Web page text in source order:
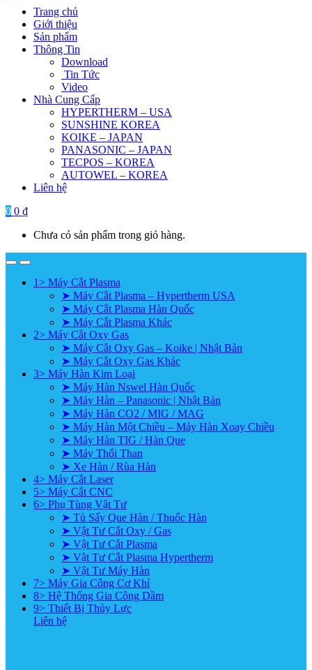
Trang chủ
Giới thiệu
Sản phẩm
Thông Tin
Download
Tin Tức
Video
Nhà Cung Cấp
HYPERTHERM – USA
SUNSHINE KOREA
KOIKE – JAPAN
PANASONIC – JAPAN
TECPOS – KOREA
AUTOWEL – KOREA
Liên hệ
0 0 ₫
Chưa có sản phẩm trong giỏ hàng.
1> Máy Cắt Plasma
➤ Máy Cắt Plasma – Hypertherm USA
➤ Máy Cắt Plasma Hàn Quốc
➤ Máy Cắt Plasma Khác
2> Máy Cắt Oxy Gas
➤ Máy Cắt Oxy Gas – Koike | Nhật Bản
➤ Máy Cắt Oxy Gas Khác
3> Máy Hàn Kim Loại
➤ Máy Hàn Nswel Hàn Quốc
➤ Máy Hàn – Panasonic | Nhật Bản
➤ Máy Hàn CO2 / MIG / MAG
➤ Máy Hàn Một Chiều – Máy Hàn Xoay Chiều
➤ Máy Hàn TIG / Hàn Que
➤ Máy Thổi Than
➤ Xe Hàn / Rùa Hàn
4> Máy Cắt Laser
5> Máy Cắt CNC
6> Phụ Tùng Vật Tư
➤ Tủ Sấy Que Hàn / Thuốc Hàn
➤ Vật Tư Cắt Oxy / Gas
➤ Vật Tư Cắt Plasma
➤ Vật Tư Cắt Plasma Hypertherm
➤ Vật Tư Máy Hàn
7> Máy Gia Công Cơ Khí
8> Hệ Thống Gia Công Dầm
9> Thiết Bị Thủy Lực
Liên hệ